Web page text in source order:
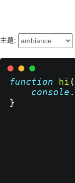
主题:
function hi(
console .
}